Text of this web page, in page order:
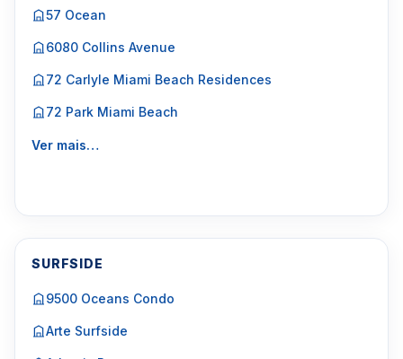
57 Ocean
6080 Collins Avenue
72 Carlyle Miami Beach Residences
72 Park Miami Beach
Ver mais…
SURFSIDE
9500 Oceans Condo
Arte Surfside